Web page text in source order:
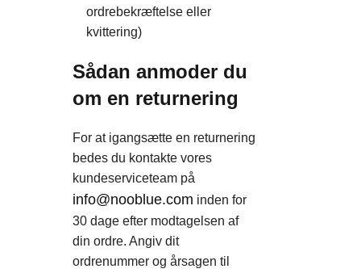
ordrebekræftelse eller
kvittering)
Sådan anmoder du
om en returnering
For at igangsætte en returnering
bedes du kontakte vores
kundeserviceteam på
info@nooblue.com inden for
30 dage efter modtagelsen af
din ordre. Angiv dit
ordrenummer og årsagen til